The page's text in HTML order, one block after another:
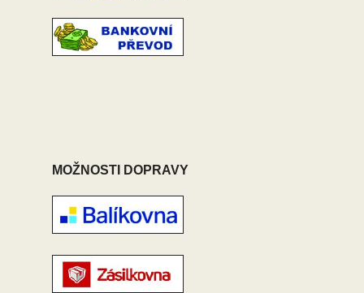
MOŽNOSTI DOPRAVY